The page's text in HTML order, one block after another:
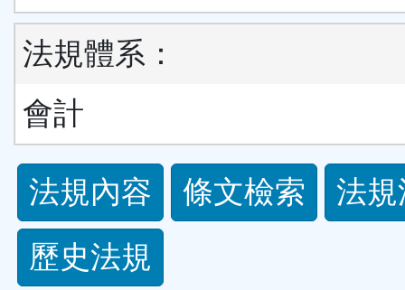
法規體系：
會計
法
規
功
法規內容 條文檢索
法
歷史法規